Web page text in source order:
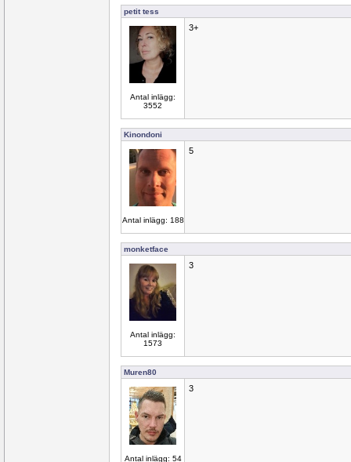
petit tess
Antal inlägg:
3552
3+
Kinondoni
Antal inlägg: 188
5
monketface
Antal inlägg:
1573
3
Muren80
Antal inlägg: 54
3